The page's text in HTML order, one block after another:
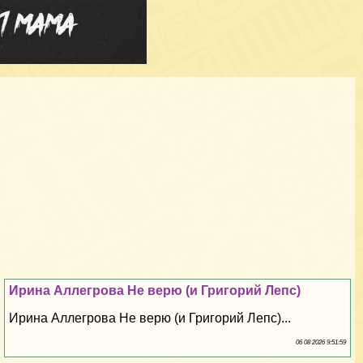
Ирина Аллегрова Не верю (и Григорий Лепс)
Ирина Аллегрова Не верю (и Григорий Лепс)...
06 08 2026 9:51:59